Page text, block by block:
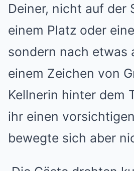
Deiner, nicht auf der
einem Platz oder
sondern nach etwas
einem Zeichen von
Kellnerin hinter dem
ihr einen
bewegte sich aber